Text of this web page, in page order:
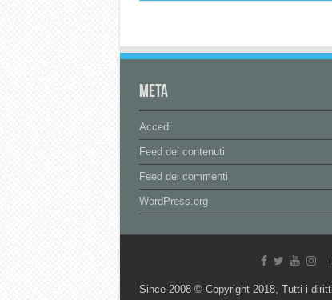
Meta
Accedi
Feed dei contenuti
Feed dei commenti
WordPress.org
Since 2008 © Copyright 2018, Tutti i